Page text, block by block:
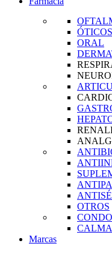
ÓTICOS
ORAL
OTROS
Marcas